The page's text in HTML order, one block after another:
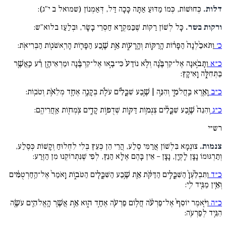
דלות. כְּחוּשׁוֹת, כְּמוֹ מַדּוּעַ אַתָּה כָּכָה דַּל, דְּאַמְנוֹן (שמואל ב י"ג):
ורקות בשר. כָּל לְשׁוֹן רַקּוֹת שֶׁבַּמִּקְרָא חַסְרֵי בָשָׂר, וּבְלַעַז בלוא"ש:
כ׳ וַתֹּאכַ֨לְנָה֙ הַפָּר֔וֹת הָֽרַקּ֖וֹת וְהָֽרָע֑וֹת אֵ֣ת שֶׁ֧בַע הַפָּר֛וֹת הָרִֽאשֹׁנ֖וֹת הַבְּרִיאֹֽת:
כ״א וַתָּבֹ֣אנָה אֶל־קִרְבֶּ֗נָה וְלֹ֤א נוֹדַע֙ כִּי־בָ֣אוּ אֶל־קִרְבֶּ֔נָה וּמַרְאֵיהֶ֣ן רַ֔ע כַּֽאֲשֶׁ֖ר
בַּתְּחִלָּ֑ה וָֽאִיקָֽץ:
כ״ב וָאֵ֖רֶא בַּֽחֲלֹמִ֑י וְהִנֵּ֣ה | שֶׁ֣בַע שִׁבֳּלִ֗ים עֹלֹ֛ת בְּקָנֶ֥ה אֶחָ֖ד מְלֵאֹ֥ת וְטֹבֽוֹת:
כ״ג וְהִנֵּה֙ שֶׁ֣בַע שִׁבֳּלִ֔ים צְנֻמ֥וֹת דַּקּ֖וֹת שְׁדֻפ֣וֹת קָדִ֑ים צֹֽמְח֖וֹת אַֽחֲרֵיהֶֽם:
רש״י
צנמות. צוּנְמָא בִּלְשׁוֹן אֲרַמִּי סֶלַע, הֲרֵי הֵן כְּעֵץ בְּלִי לִחְלוּחַ וְקָשׁוֹת כְּסֶלַע,
וְתַרְגּוּמוֹ נָצָן לָקְיָן, נָצָן – אֵין בָּהֶם אֶלָּא הַנֵּץ, לְפִי שֶׁנִּתְרוֹקְנוּ מִן הַזֶּרַע:
כ״ד וַתִּבְלַ֨עְןָ֙ הַשִּׁבֳּלִ֣ים הַדַּקֹּ֔ת אֵ֛ת שֶׁ֥בַע הַשִּׁבֳּלִ֖ים הַטֹּב֑וֹת וָֽאֹמַר֙ אֶל־הַֽחַרְטֻמִּ֔ים
וְאֵ֥ין מַגִּ֖יד לִֽי:
כ״ה וַיֹּ֤אמֶר יוֹסֵף֙ אֶל־פַּרְעֹ֔ה חֲל֥וֹם פַּרְעֹ֖ה אֶחָ֣ד ה֑וּא אֵ֣ת אֲשֶׁ֧ר הָֽאֱלֹהִ֛ים עֹשֶׂ֖ה
הִגִּ֥יד לְפַרְעֹֽה: